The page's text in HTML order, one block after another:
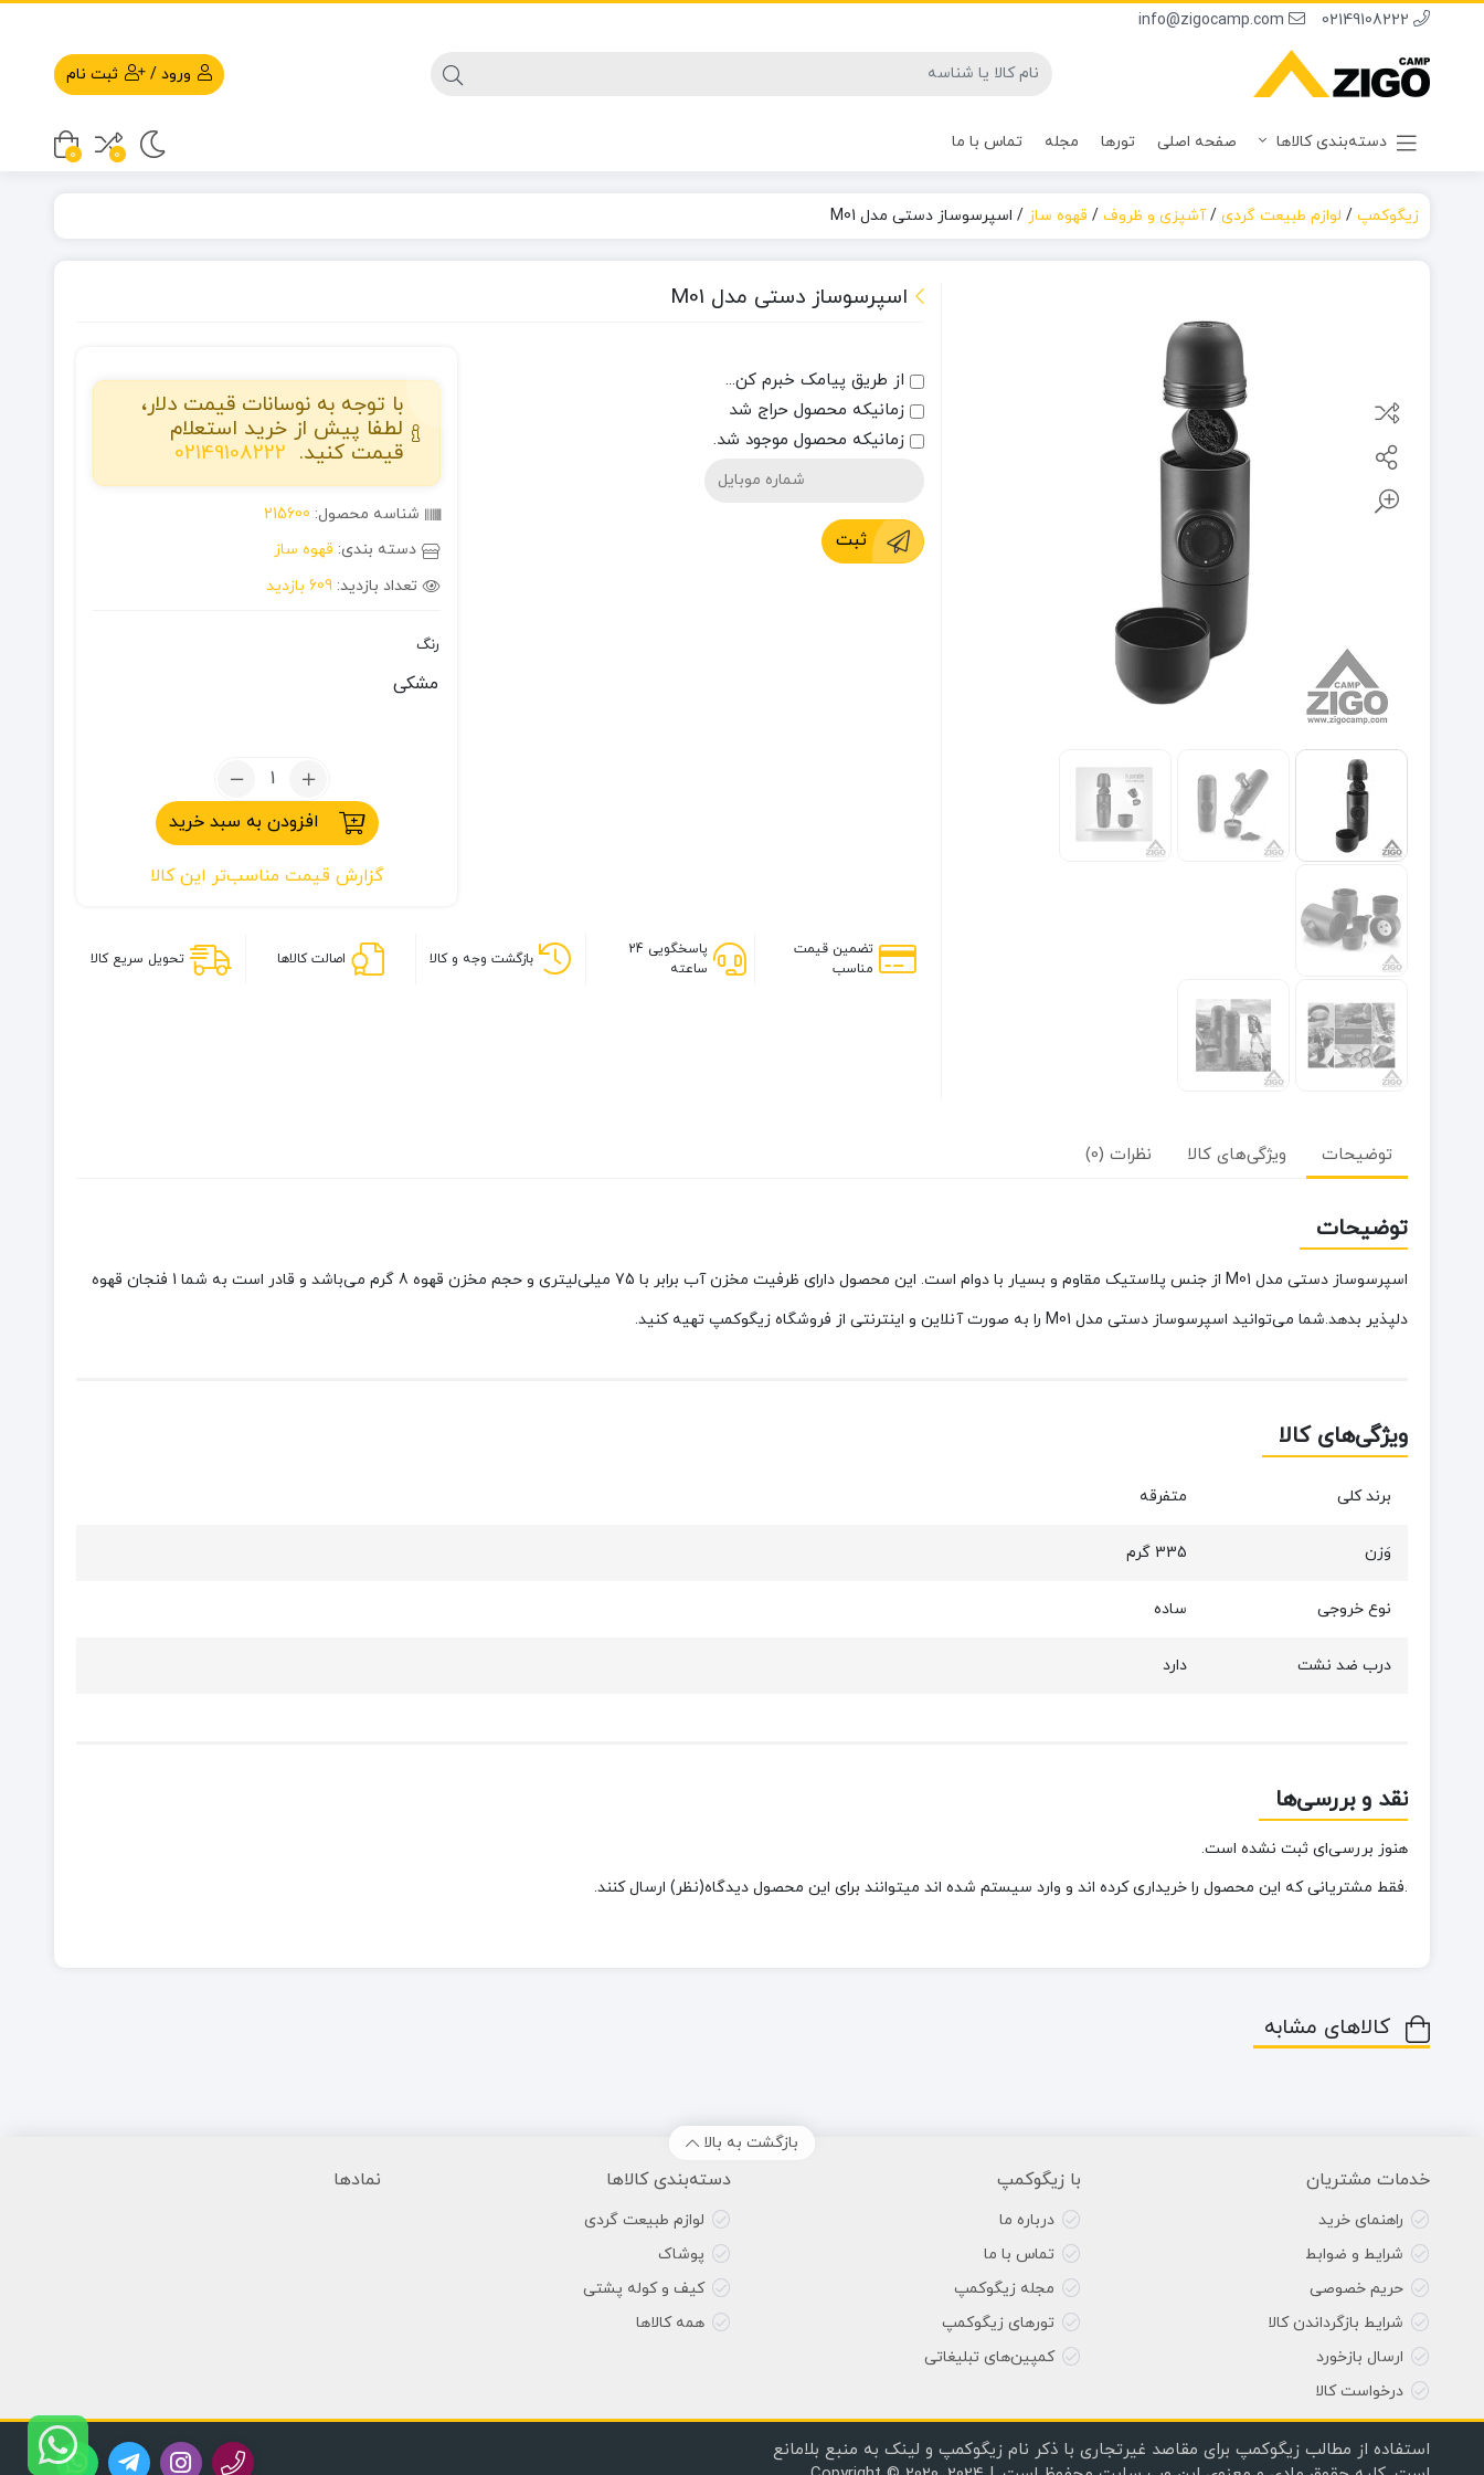
02149108222
info@zigocamp.com
ورود / ثبت نام
دسته‌بندی کالاها صفحه اصلی تورها مجله تماس با ما
0
0
زیگوکمپ/ لوازم طبیعت گردی/آشپزی و ظروف/ قهوه ساز / اسپرسوساز دستی مدل M01
اسپرسوساز دستی مدل M01
از طریق پیامک خبرم کن...
زمانیکه محصول حراج شد
زمانیکه محصول موجود شد.
ثبت
با توجه به نوسانات قیمت دلار،
لطفا پیش از خرید استعلام
قیمت کنید. 02149108222
شناسه محصول: 215600
دسته بندی: قهوه ساز
تعداد بازدید: 609 بازدید
رنگ
مشکی
تعداد:
اسپرسوساز
دستی
مدل
M01
افزودن به سبد خرید
گزارش قیمت مناسب‌تر این کالا
تضمین قیمت
مناسب
پاسخگویی 24
ساعته
بازگشت وجه و کالا اصالت کالاها تحویل سریع کالا
توضیحات ویژگی‌های کالا نظرات (0)
توضیحات
اسپرسوساز دستی مدل M01 از جنس پلاستیک مقاوم و بسیار با دوام است. این محصول دارای ظرفیت مخزن آب برابر با 75 میلی‌لیتری و حجم مخزن قهوه 8 گرم می‌باشد و قادر است به شما 1 فنجان قهوه
دلپذیر بدهد.شما می‌توانید اسپرسوساز دستی مدل M01 را به صورت آنلاین و اینترنتی از فروشگاه زیگوکمپ تهیه کنید.
ویژگی‌های کالا
برند کلی متفرقه
وَزن 335 گرم
نوع خروجی ساده
درب ضد نشت دارد
نقد و بررسی‌ها
هنوز بررسی‌ای ثبت نشده است.
.فقط مشتریانی که این محصول را خریداری کرده اند و وارد سیستم شده اند میتوانند برای این محصول دیدگاه(نظر) ارسال کنند.
کالاهای مشابه
بازگشت به بالا
خدمات مشتریان
راهنمای خرید
شرایط و ضوابط
حریم خصوصی
شرایط بازگرداندن کالا
ارسال بازخورد
درخواست کالا
با زیگوکمپ
درباره ما
تماس با ما
مجله زیگوکمپ
تورهای زیگوکمپ
کمپین‌های تبلیغاتی
دسته‌بندی کالاها
لوازم طبیعت گردی
پوشاک
کیف و کوله پشتی
همه کالاها
نمادها
استفاده از مطالب زیگوکمپ برای مقاصد غیرتجاری با ذکر نام زیگوکمپ و لینک به منبع بلامانع